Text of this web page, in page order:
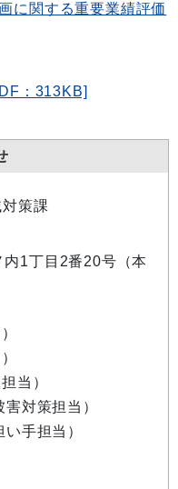
に関する重要業績評価
：313KB]
策課
1丁目2番20号（本
当）
対策担当）
手担当）